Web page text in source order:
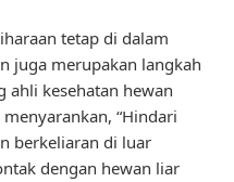
tetap di dalam
juga merupakan langkah
ahli kesehatan hewan
“Hindari
berkeliaran di luar
dengan hewan liar